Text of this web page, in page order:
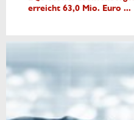
erreicht 63,0 Mio. Euro ...